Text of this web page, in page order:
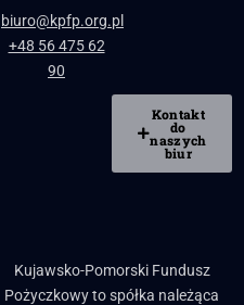
biuro@kpfp.org.pl
+48 56 475 62
90
Kontakt
do
naszych
biur
Kujawsko-Pomorski Fundusz
Pożyczkowy to spółka należąca